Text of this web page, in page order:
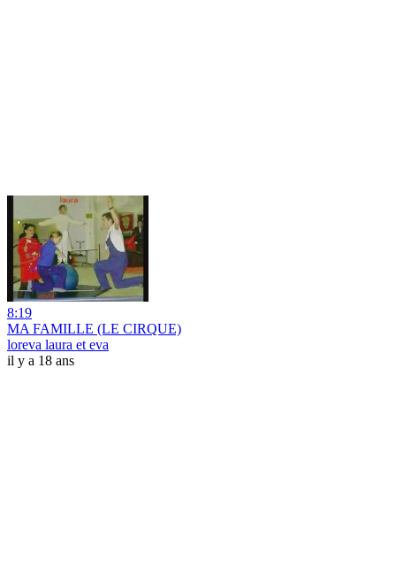
8:19
MA FAMILLE (LE CIRQUE)
loreva laura et eva
il y a 18 ans